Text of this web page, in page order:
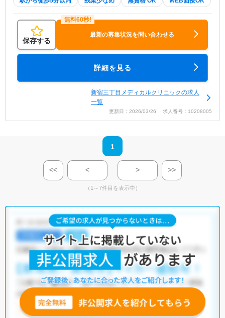
保存する
最新の募集状況を問い合わせる
詳細を見る
新宿三丁目メディカルクリニックの求人
一覧
更新日：2026/03/26 求人番号：10208005
1
<< < > >>
（1～7件目を表示中）